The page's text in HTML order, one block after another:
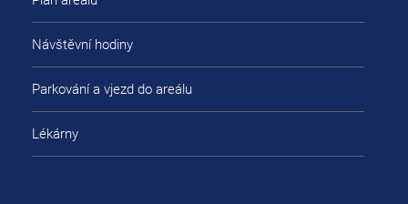
Návštěvní hodiny
Parkování a vjezd do areálu
Lékárny